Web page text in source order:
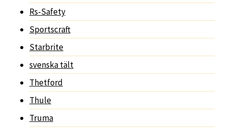
Rs-Safety
Sportscraft
Starbrite
svenska tält
Thetford
Thule
Truma